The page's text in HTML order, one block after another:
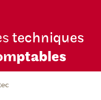
techniques
ptables